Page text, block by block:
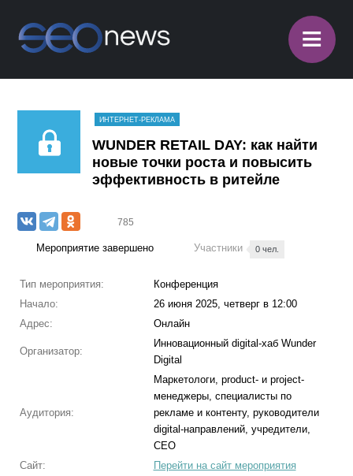
≡
ИНТЕРНЕТ-РЕКЛАМА
WUNDER RETAIL DAY: как найти
новые точки роста и повысить
эффективность в ритейле
785
Мероприятие завершено Участники 0 чел.
Тип мероприятия:
Конференция
Начало:
26 июня 2025, четверг в 12:00
Адрес:
Онлайн
Организатор:
Инновационный digital-хаб Wunder
Digital
Аудитория:
Маркетологи, product- и project-
менеджеры, специалисты по
рекламе и контенту, руководители
digital-направлений, учредители,
CEO
Сайт:
Перейти на сайт мероприятия